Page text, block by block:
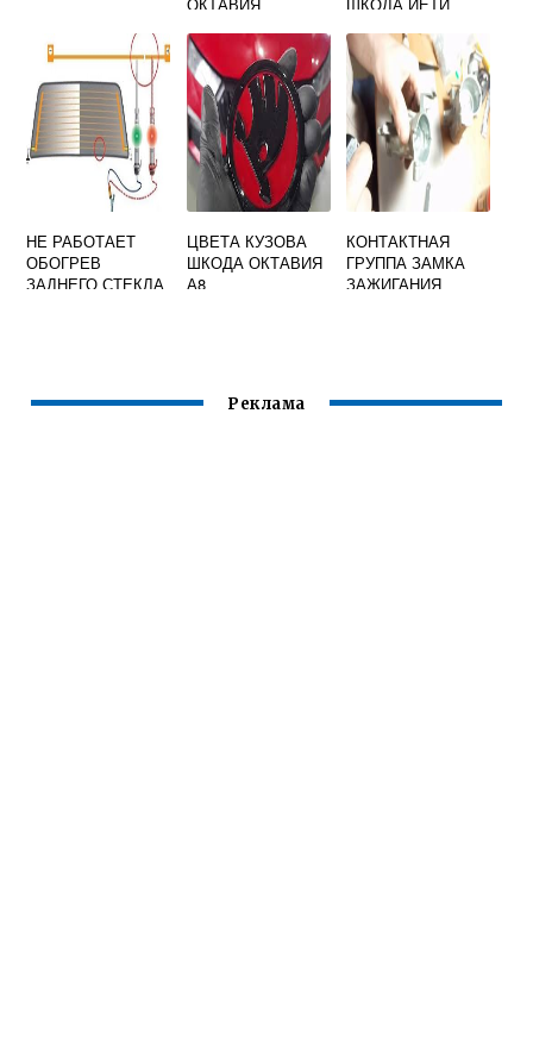
НЕ РАБОТАЕТ
ОБОГРЕВ
ЗАДНЕГО СТЕКЛА
ЦВЕТА КУЗОВА
ШКОДА ОКТАВИЯ
А8
КОНТАКТНАЯ
ГРУППА ЗАМКА
ЗАЖИГАНИЯ
Реклама